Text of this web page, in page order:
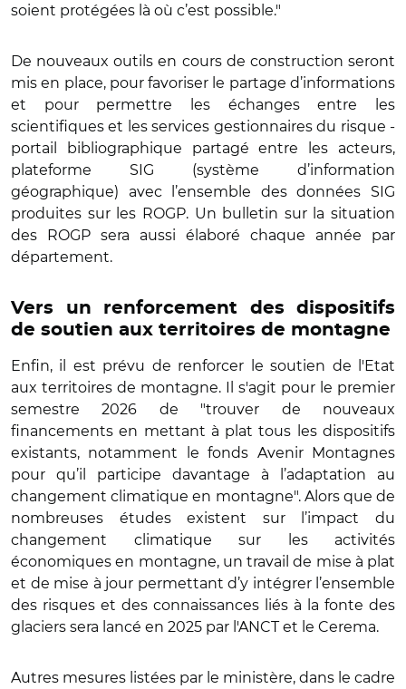
soient protégées là où c’est possible."
De nouveaux outils en cours de construction seront
mis en place, pour favoriser le partage d’informations
et pour permettre les échanges entre les
scientifiques et les services gestionnaires du risque -
portail bibliographique partagé entre les acteurs,
plateforme SIG (système d’information
géographique) avec l’ensemble des données SIG
produites sur les ROGP. Un bulletin sur la situation
des ROGP sera aussi élaboré chaque année par
département.
Vers un renforcement des dispositifs
de soutien aux territoires de montagne
Enfin, il est prévu de renforcer le soutien de l'Etat
aux territoires de montagne. Il s'agit pour le premier
semestre 2026 de "trouver de nouveaux
financements en mettant à plat tous les dispositifs
existants, notamment le fonds Avenir Montagnes
pour qu’il participe davantage à l’adaptation au
changement climatique en montagne". Alors que de
nombreuses études existent sur l’impact du
changement climatique sur les activités
économiques en montagne, un travail de mise à plat
et de mise à jour permettant d’y intégrer l’ensemble
des risques et des connaissances liés à la fonte des
glaciers sera lancé en 2025 par l'ANCT et le Cerema.
Autres mesures listées par le ministère, dans le cadre